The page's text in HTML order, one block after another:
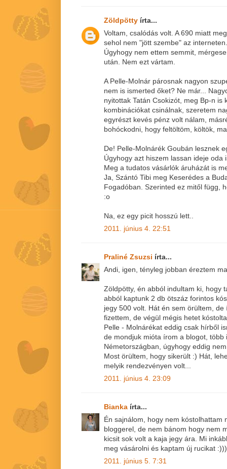
Zöldpötty írta...
Voltam, csalódás volt. A 690 miatt
sehol nem "jött szembe" az
Úgyhogy nem ettem semmit,
után. Nem ezt vártam.
A Pelle-Molnár párosnak nagyon
nem is ismerted őket? Ne már...
nyitottak Tatán Csokizót, meg Bp-n
kombinációkat csinálnak, szeretem
egyrészt kevés pénz volt nálam,
bohóckodni, hogy feltöltöm, költök,
De! Pelle-Molnárék Goubán lesznek
Úgyhogy azt hiszem lassan ideje
Meg a tudatos vásárlók áruházát is
Ja, Szántó Tibi meg Keserédes a
Fogadóban. Szerinted ez mitől függ,
:o
Na, ez egy picit hosszú lett..
2011. június 4. 22:51
Praliné Zsuzsi írta...
Andi, igen, tényleg jobban éreztem
Zöldpötty, én abból indultam ki, hogy
abból kaptunk 2 db ötszáz forintos
jegy 500 volt. Hát én sem örültem,
fizettem, de végül mégis hetet
Pelle - Molnárékat eddig csak hírből
de mondjuk mióta írom a blogot, több
Németországban, úgyhogy eddig
Most örültem, hogy sikerült :) Hát,
melyik rendezvényen volt...
2011. június 4. 23:09
Bianka írta...
Én sajnálom, hogy nem kóstolhattam
bloggerel, de nem bánom hogy nem
kicsit sok volt a kaja jegy ára. Mi
meg vásárolni és kaptam új rucikat
2011. június 5. 7:31